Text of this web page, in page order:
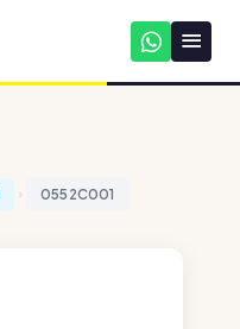
0552C001